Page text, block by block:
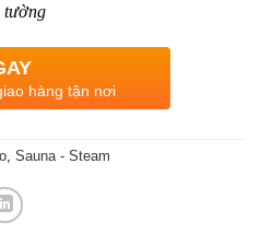
tường
hàng tận nơi
, Sauna - Steam